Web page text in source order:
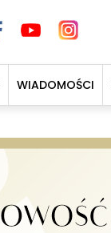
WIADOMOŚCI